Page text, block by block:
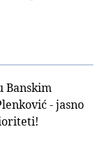
Banskim
- jasno